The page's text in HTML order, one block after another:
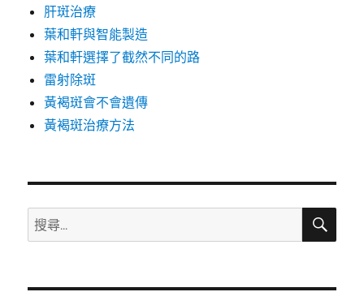
肝斑治療
葉和軒與智能製造
葉和軒選擇了截然不同的路
雷射除斑
黃褐斑會不會遺傳
黃褐斑治療方法
搜
尋
鍵
搜